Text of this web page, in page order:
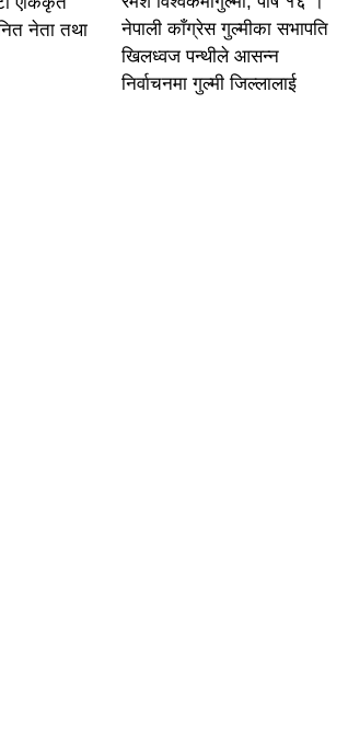
नेता तथा
नेपाली काँग्रेस गुल्मीका सभापति
खिलध्वज पन्थीले आसन्न
निर्वाचनमा गुल्मी जिल्लालाई